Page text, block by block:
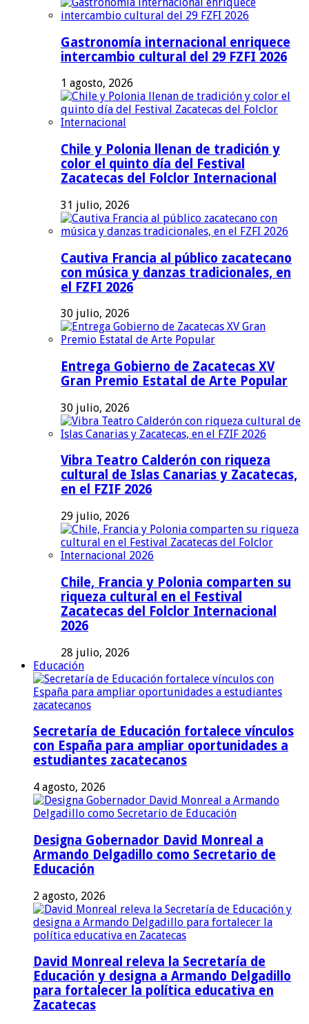
Gastronomía internacional enriquece
intercambio cultural del 29 FZFI 2026
1 agosto, 2026
Chile y Polonia llenan de tradición y
color el quinto día del Festival
Zacatecas del Folclor Internacional
31 julio, 2026
Cautiva Francia al público zacatecano
con música y danzas tradicionales, en
el FZFI 2026
30 julio, 2026
Entrega Gobierno de Zacatecas XV
Gran Premio Estatal de Arte Popular
30 julio, 2026
Vibra Teatro Calderón con riqueza
cultural de Islas Canarias y Zacatecas,
en el FZIF 2026
29 julio, 2026
Chile, Francia y Polonia comparten su
riqueza cultural en el Festival
Zacatecas del Folclor Internacional
2026
28 julio, 2026
Educación
Secretaría de Educación fortalece vínculos
con España para ampliar oportunidades a
estudiantes zacatecanos
4 agosto, 2026
Designa Gobernador David Monreal a
Armando Delgadillo como Secretario de
Educación
2 agosto, 2026
David Monreal releva la Secretaría de
Educación y designa a Armando Delgadillo
para fortalecer la política educativa en
Zacatecas